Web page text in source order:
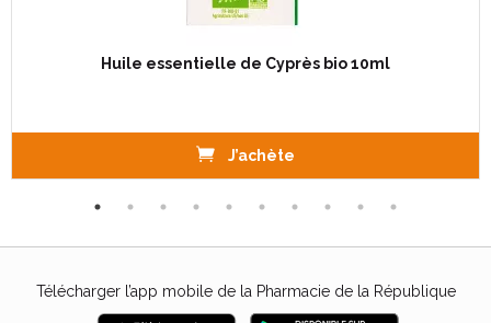
Huile essentielle de Cyprès bio 10ml
J’achète
Télécharger l’app mobile de la Pharmacie de la République